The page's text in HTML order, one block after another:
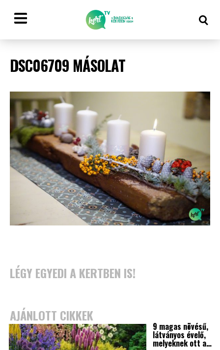
DSC06709 MÁSOLAT
LÉGY EGYEDI A KERTBEN IS!
AJÁNLOTT CIKKEK
9 magas növésű,
látványos évelő,
melyeknek ott a…